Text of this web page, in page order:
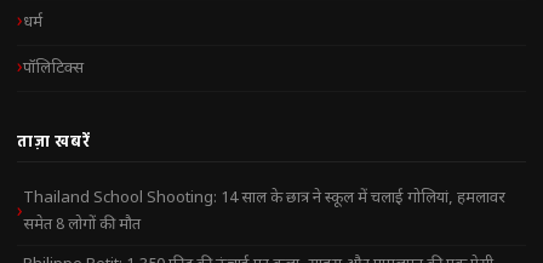
धर्म
पॉलिटिक्स
ताज़ा खबरें
Thailand School Shooting: 14 साल के छात्र ने स्कूल में चलाई गोलियां, हमलावर
समेत 8 लोगों की मौत